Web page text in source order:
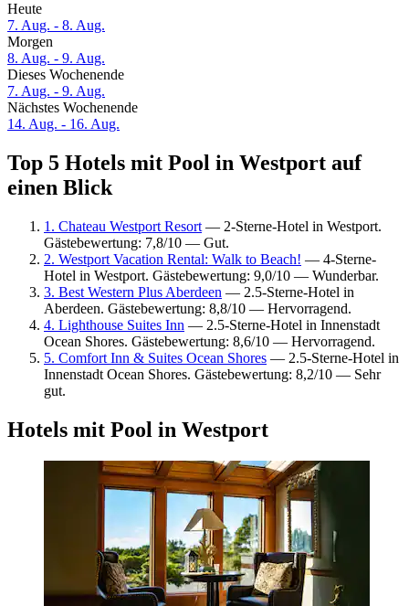
Heute
7. Aug. - 8. Aug.
Morgen
8. Aug. - 9. Aug.
Dieses Wochenende
7. Aug. - 9. Aug.
Nächstes Wochenende
14. Aug. - 16. Aug.
Top 5 Hotels mit Pool in Westport auf
einen Blick
1. Chateau Westport Resort — 2-Sterne-Hotel in Westport.
Gästebewertung: 7,8/10 — Gut.
2. Westport Vacation Rental: Walk to Beach! — 4-Sterne-
Hotel in Westport. Gästebewertung: 9,0/10 — Wunderbar.
3. Best Western Plus Aberdeen — 2.5-Sterne-Hotel in
Aberdeen. Gästebewertung: 8,8/10 — Hervorragend.
4. Lighthouse Suites Inn — 2.5-Sterne-Hotel in Innenstadt
Ocean Shores. Gästebewertung: 8,6/10 — Hervorragend.
5. Comfort Inn & Suites Ocean Shores — 2.5-Sterne-Hotel in
Innenstadt Ocean Shores. Gästebewertung: 8,2/10 — Sehr
gut.
Hotels mit Pool in Westport